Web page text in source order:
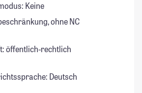
Keine
ohne NC
öffentlich-rechtlich
Deutsch